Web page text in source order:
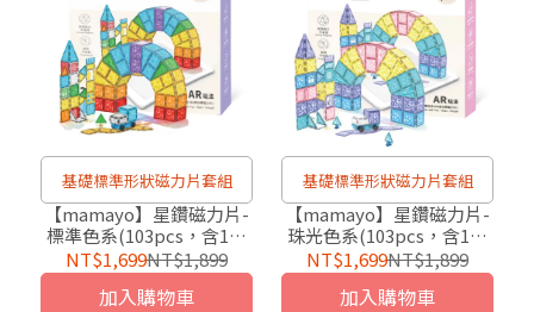
基礎標準形狀磁力片套組
【mamayo】星鑽磁力片-
標準色系(103pcs，含1顆
閃亮球、1台磁力車、附VR
雲端教學)
NT$1,699NT$1,899
加入購物車
基礎標準形狀磁力片套組
【mamayo】星鑽磁力片-
珠光色系(103pcs，含1顆
閃亮球、1台磁力車、附VR
雲端教學)
NT$1,699NT$1,899
加入購物車